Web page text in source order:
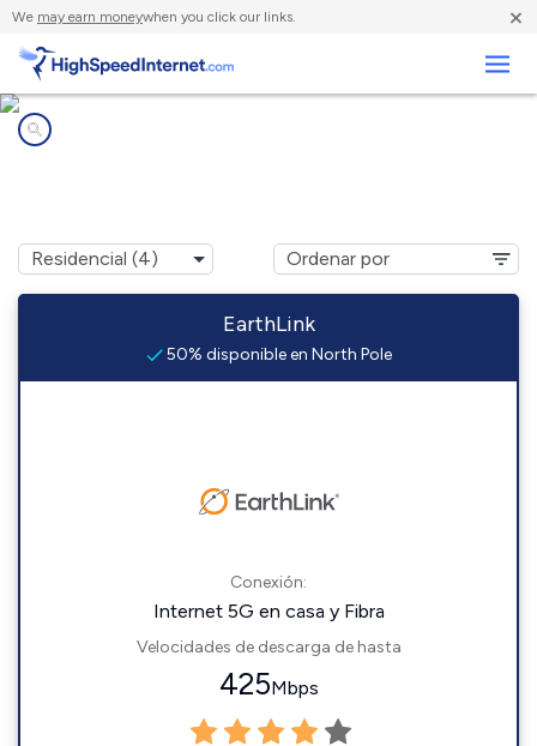
We may earn moneywhen you click our links. ×
EarthLink
50% disponible en North Pole
Conexión:
Internet 5G en casa y Fibra
Velocidades de descarga de hasta
425Mbps